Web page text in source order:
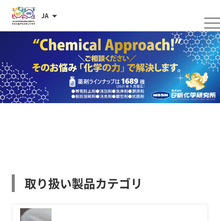
JA
取り扱い製品カテゴリ